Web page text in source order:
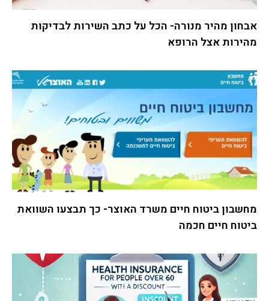
אבחון מהיר מנורה- הכל על כתב השירות לבדיקות
מהירות אצל הרופא
מחשבון ביטוח חיים משרד האוצר- כך תבצעו השוואת
ביטוח חיים חכמה